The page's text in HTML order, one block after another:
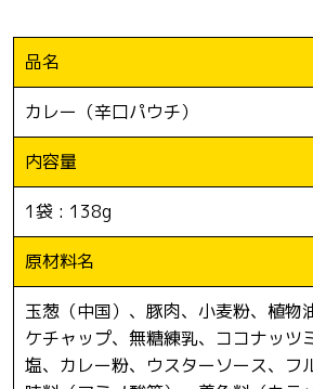
品名
カレー（辛口パウチ）
内容量
1袋 : 138g
原材料名
玉葱（中国）、豚肉、小麦粉、植物
ケチャップ、無糖練乳、ココナッツ
塩、カレー粉、ウスターソース、フ